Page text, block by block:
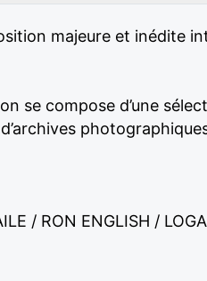
majeure et inédite
se compose d’une
/ RON ENGLISH /